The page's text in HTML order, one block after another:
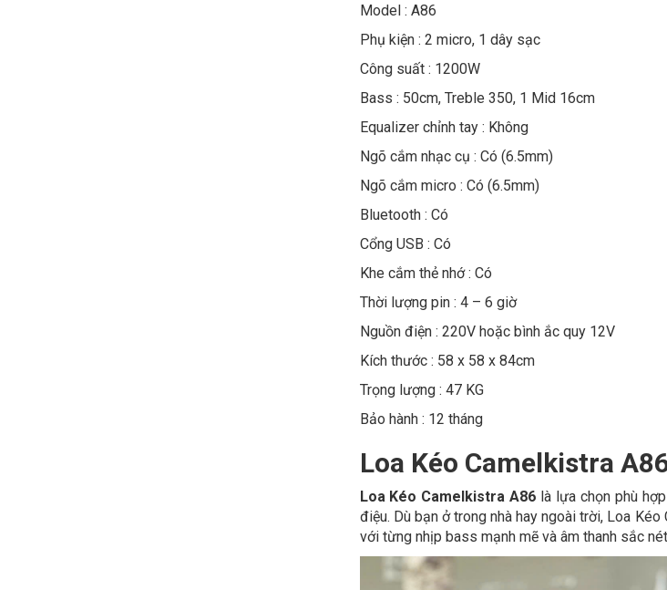
Model : A86
Phụ kiện : 2 micro, 1 dây sạc
Công suất : 1200W
Bass : 50cm, Treble 350, 1 Mid 16cm
Equalizer chỉnh tay : Không
Ngõ cắm nhạc cụ : Có (6.5mm)
Ngõ cắm micro : Có (6.5mm)
Bluetooth : Có
Cổng USB : Có
Khe cắm thẻ nhớ : Có
Thời lượng pin : 4 – 6 giờ
Nguồn điện : 220V hoặc bình ắc quy 12V
Kích thước : 58 x 58 x 84cm
Trọng lượng : 47 KG
Bảo hành : 12 tháng
Loa Kéo Camelkistra
Loa Kéo Camelkistra A86 là lựa chọn phù
điệu. Dù bạn ở trong nhà hay ngoài trời, Loa
với từng nhịp bass mạnh mẽ và âm thanh sắc